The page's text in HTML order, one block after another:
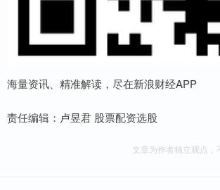
海量资讯、精准解读，尽在新浪财经APP
责任编辑：卢昱君 股票配资选股
文章为作者独立观点